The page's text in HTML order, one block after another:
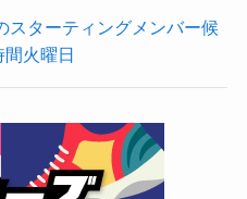
スターティングメンバー候
火曜日